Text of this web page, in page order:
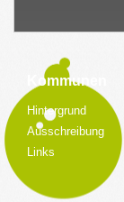
Kommunen
Hintergrund
Ausschreibung
Links